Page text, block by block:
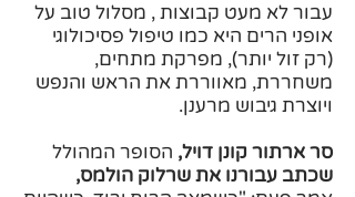
עבור לא מעט קבוצות , מסלול טוב על
אופני הרים היא כמו טיפול פסיכולוגי
(רק זול יותר), מפרקת מתחים,
משחררת, מאווררת את הראש והנפש
ויוצרת גיבוש מרענן.
סר ארתור קונן דויל, הסופר המהולל
שכתב עבורנו את שרלוק הולמס,